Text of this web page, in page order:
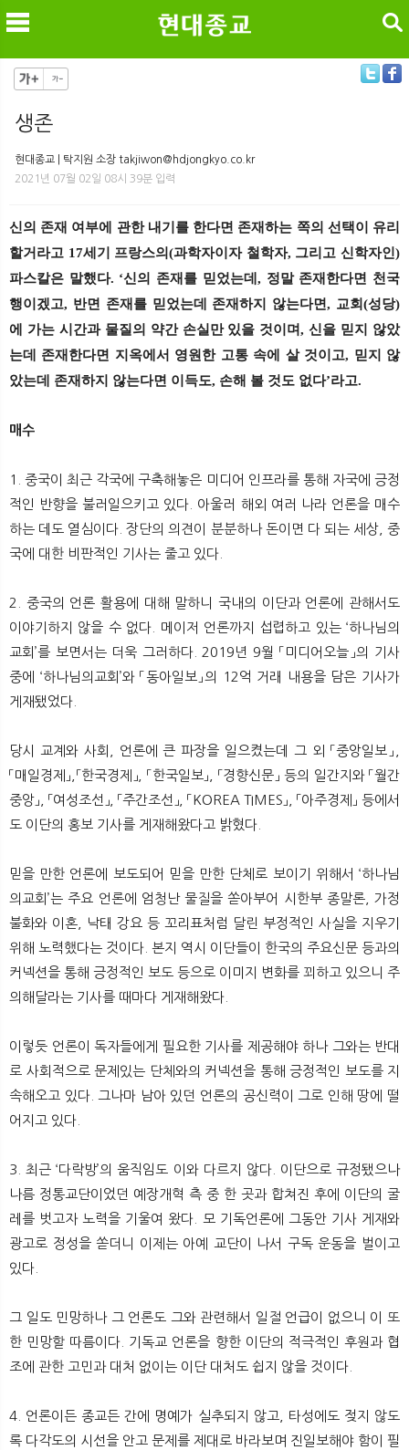
뉴
검색
생존
현대종교 | 탁지원 소장 takjiwon@hdjongkyo.co.kr
2021년 07월 02일 08시 39분 입력
신의 존재 여부에 관한 내기를 한다면 존재하는 쪽의 선택이 유리
할거라고 17세기 프랑스의(과학자이자 철학자, 그리고 신학자인)
파스칼은 말했다. ‘신의 존재를 믿었는데, 정말 존재한다면 천국
행이겠고, 반면 존재를 믿었는데 존재하지 않는다면, 교회(성당)
에 가는 시간과 물질의 약간 손실만 있을 것이며, 신을 믿지 않았
는데 존재한다면 지옥에서 영원한 고통 속에 살 것이고, 믿지 않
았는데 존재하지 않는다면 이득도, 손해 볼 것도 없다’라고.
매수
1. 중국이 최근 각국에 구축해놓은 미디어 인프라를 통해 자국에 긍정
적인 반향을 불러일으키고 있다. 아울러 해외 여러 나라 언론을 매수
하는 데도 열심이다. 장단의 의견이 분분하나 돈이면 다 되는 세상, 중
국에 대한 비판적인 기사는 줄고 있다.
2. 중국의 언론 활용에 대해 말하니 국내의 이단과 언론에 관해서도
이야기하지 않을 수 없다. 메이저 언론까지 섭렵하고 있는 ‘하나님의
교회’를 보면서는 더욱 그러하다. 2019년 9월 「미디어오늘」의 기사
중에 ‘하나님의교회’와 「동아일보」의 12억 거래 내용을 담은 기사가
게재됐었다.
당시 교계와 사회, 언론에 큰 파장을 일으켰는데 그 외 「중앙일보」,
「매일경제」,「한국경제」, 「한국일보」, 「경향신문」 등의 일간지와 「월간
중앙」, 「여성조선」, 「주간조선」, 「KOREA TIMES」, 「아주경제」 등에서
도 이단의 홍보 기사를 게재해왔다고 밝혔다.
믿을 만한 언론에 보도되어 믿을 만한 단체로 보이기 위해서 ‘하나님
의교회’는 주요 언론에 엄청난 물질을 쏟아부어 시한부 종말론, 가정
불화와 이혼, 낙태 강요 등 꼬리표처럼 달린 부정적인 사실을 지우기
위해 노력했다는 것이다. 본지 역시 이단들이 한국의 주요신문 등과의
커넥션을 통해 긍정적인 보도 등으로 이미지 변화를 꾀하고 있으니 주
의해달라는 기사를 때마다 게재해왔다.
이렇듯 언론이 독자들에게 필요한 기사를 제공해야 하나 그와는 반대
로 사회적으로 문제있는 단체와의 커넥션을 통해 긍정적인 보도를 지
속해오고 있다. 그나마 남아 있던 언론의 공신력이 그로 인해 땅에 떨
어지고 있다.
3. 최근 ‘다락방’의 움직임도 이와 다르지 않다. 이단으로 규정됐으나
나름 정통교단이었던 예장개혁 측 중 한 곳과 합쳐진 후에 이단의 굴
레를 벗고자 노력을 기울여 왔다. 모 기독언론에 그동안 기사 게재와
광고로 정성을 쏟더니 이제는 아예 교단이 나서 구독 운동을 벌이고
있다.
그 일도 민망하나 그 언론도 그와 관련해서 일절 언급이 없으니 이 또
한 민망할 따름이다. 기독교 언론을 향한 이단의 적극적인 후원과 협
조에 관한 고민과 대처 없이는 이단 대처도 쉽지 않을 것이다.
4. 언론이든 종교든 간에 명예가 실추되지 않고, 타성에도 젖지 않도
록 다각도의 시선을 안고 문제를 제대로 바라보며 진일보해야 함이 필